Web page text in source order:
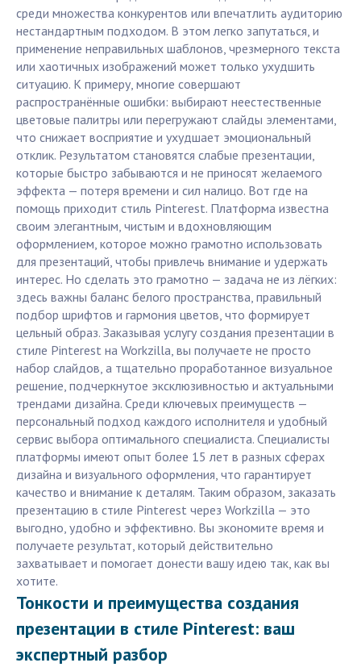
среди множества конкурентов или впечатлить аудиторию
нестандартным подходом. В этом легко запутаться, и
применение неправильных шаблонов, чрезмерного текста
или хаотичных изображений может только ухудшить
ситуацию. К примеру, многие совершают
распространённые ошибки: выбирают неестественные
цветовые палитры или перегружают слайды элементами,
что снижает восприятие и ухудшает эмоциональный
отклик. Результатом становятся слабые презентации,
которые быстро забываются и не приносят желаемого
эффекта — потеря времени и сил налицо. Вот где на
помощь приходит стиль Pinterest. Платформа известна
своим элегантным, чистым и вдохновляющим
оформлением, которое можно грамотно использовать
для презентаций, чтобы привлечь внимание и удержать
интерес. Но сделать это грамотно — задача не из лёгких:
здесь важны баланс белого пространства, правильный
подбор шрифтов и гармония цветов, что формирует
цельный образ. Заказывая услугу создания презентации в
стиле Pinterest на Workzilla, вы получаете не просто
набор слайдов, а тщательно проработанное визуальное
решение, подчеркнутое эксклюзивностью и актуальными
трендами дизайна. Среди ключевых преимуществ —
персональный подход каждого исполнителя и удобный
сервис выбора оптимального специалиста. Специалисты
платформы имеют опыт более 15 лет в разных сферах
дизайна и визуального оформления, что гарантирует
качество и внимание к деталям. Таким образом, заказать
презентацию в стиле Pinterest через Workzilla — это
выгодно, удобно и эффективно. Вы экономите время и
получаете результат, который действительно
захватывает и помогает донести вашу идею так, как вы
хотите.
Тонкости и преимущества создания
презентации в стиле Pinterest: ваш
экспертный разбор